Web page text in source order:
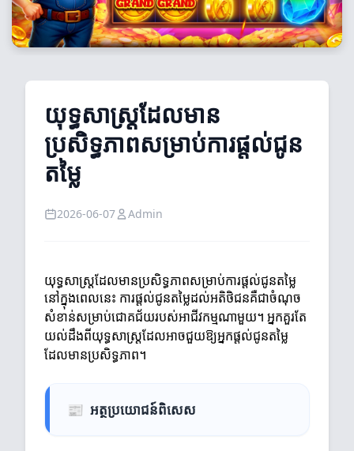
យុទ្ធសាស្ត្រដែលមាន
ប្រសិទ្ធភាពសម្រាប់ការផ្តល់ជូន
តម្លៃ
2026-06-07 Admin
យុទ្ធសាស្ត្រដែលមានប្រសិទ្ធភាពសម្រាប់ការផ្តល់ជូនតម្លៃ
នៅក្នុងពេលនេះ ការផ្តល់ជូនតម្លៃដល់អតិថិជនគឺជាចំណុច
សំខាន់សម្រាប់ជោគជ័យរបស់អាជីវកម្មណាមួយ។ អ្នកគួរតែ
យល់ដឹងពីយុទ្ធសាស្ត្រដែលអាចជួយឱ្យអ្នកផ្តល់ជូនតម្លៃ
ដែលមានប្រសិទ្ធភាព។
📰 អត្ថប្រយោជន៍ពិសេស